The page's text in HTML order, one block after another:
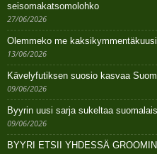
seisomakatsomolohko
27/06/2026
Olemmeko me
13/06/2026
Kävelyfutiksen suosio kasvaa
09/06/2026
Byyrin uusi sarja sukeltaa
09/06/2026
BYYRI ETSII YHDESSÄ